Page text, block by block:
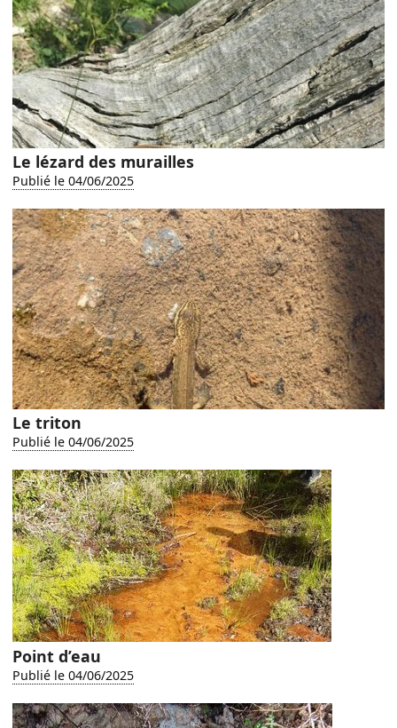
Le lézard des murailles
Publié le 04/06/2025
Le triton
Publié le 04/06/2025
Point d’eau
Publié le 04/06/2025